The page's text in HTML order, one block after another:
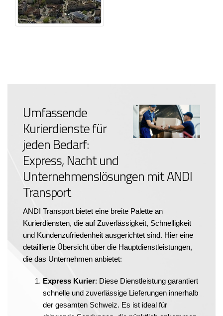
Umfassende
Kurierdienste für
jeden Bedarf:
Express, Nacht und
Unternehmenslösungen mit ANDI
Transport
ANDI Transport bietet eine breite Palette an
Kurierdiensten, die auf Zuverlässigkeit, Schnelligkeit
und Kundenzufriedenheit ausgerichtet sind. Hier eine
detaillierte Übersicht über die Hauptdienstleistungen,
die das Unternehmen anbietet:
Express Kurier: Diese Dienstleistung garantiert
schnelle und zuverlässige Lieferungen innerhalb
der gesamten Schweiz. Es ist ideal für